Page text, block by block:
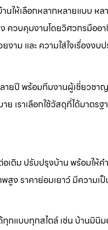
ให้เลือกหลากหลายแบบ หล
ควบคุมงานโดยวิศวกรมืออ
าม และ ความใส่ใจเรื่องงบ
ายปี พร้อมทีมงานผู้เชี่ยวชา
เราเลือกใช้วัสดุที่ได้มาตรฐ
เติม ปรับปรุงบ้าน พร้อมให้ค
ง ราคาย่อมเยาว์ มีความเ
กแบบทุกสไตล์ เช่น บ้านมินิ